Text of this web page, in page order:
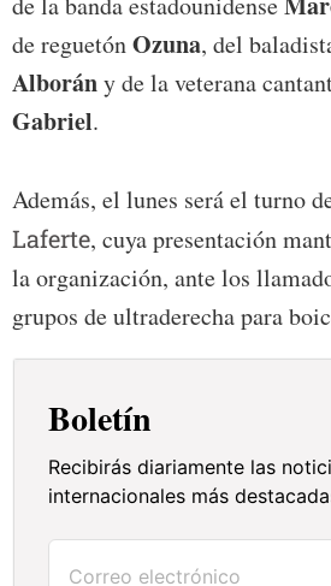
de reguetónOzuna, del
Alborány de la veterana
Gabriel.
Además, el lunes será el turno
Laferte, cuya presentación
la organización, ante los
grupos de ultraderecha para
Boletín
Recibirás diariamente las
internacionales más